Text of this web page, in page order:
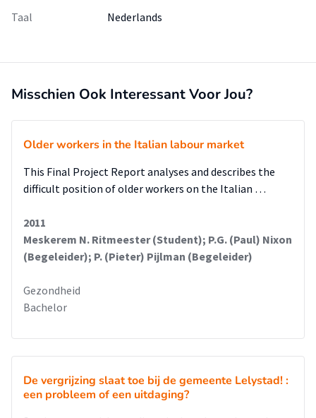
Taal Nederlands
Misschien Ook Interessant Voor Jou?
Older workers in the Italian labour market
This Final Project Report analyses and describes the
difficult position of older workers on the Italian …
2011
Meskerem N. Ritmeester (Student); P.G. (Paul) Nixon
(Begeleider); P. (Pieter) Pijlman (Begeleider)
Gezondheid
Bachelor
De vergrijzing slaat toe bij de gemeente Lelystad! :
een probleem of een uitdaging?